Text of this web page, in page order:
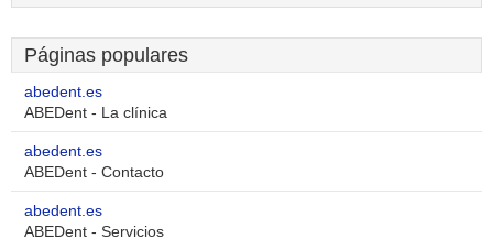
Páginas populares
abedent.es
ABEDent - La clínica
abedent.es
ABEDent - Contacto
abedent.es
ABEDent - Servicios